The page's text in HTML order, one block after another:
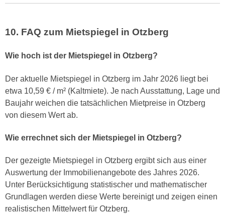
10. FAQ zum Mietspiegel in Otzberg
Wie hoch ist der Mietspiegel in Otzberg?
Der aktuelle Mietspiegel in Otzberg im Jahr 2026 liegt bei
etwa 10,59 € / m² (Kaltmiete). Je nach Ausstattung, Lage und
Baujahr weichen die tatsächlichen Mietpreise in Otzberg
von diesem Wert ab.
Wie errechnet sich der Mietspiegel in Otzberg?
Der gezeigte Mietspiegel in Otzberg ergibt sich aus einer
Auswertung der Immobilienangebote des Jahres 2026.
Unter Berücksichtigung statistischer und mathematischer
Grundlagen werden diese Werte bereinigt und zeigen einen
realistischen Mittelwert für Otzberg.